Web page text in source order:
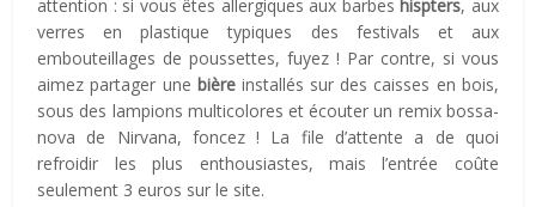
attention : si vous êtes allergiques aux barbeshispters, aux
verres en plastique typiques des festivals et aux
embouteillages de poussettes, fuyez ! Par contre, si vous
aimez partager une bièreinstallés sur des caisses en bois,
sous des lampions multicolores et écouter un remix bossa-
nova de Nirvana, foncez ! La file d’attente a de quoi
refroidir les plus enthousiastes, mais l’entrée coûte
seulement 3 euros sur le site.